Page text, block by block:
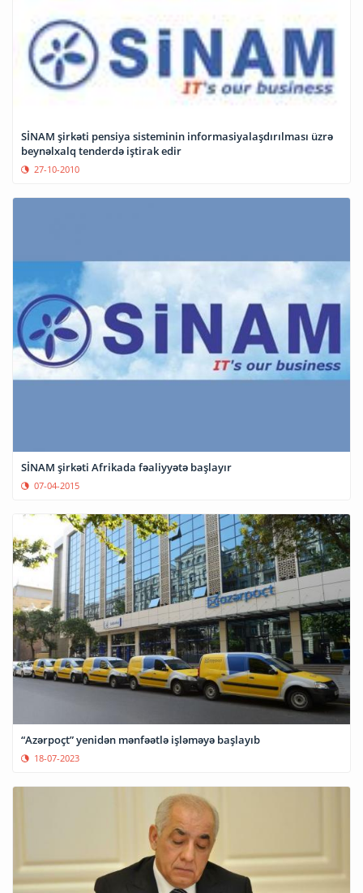
SİNAM şirkəti pensiya sisteminin informasiyalaşdırılması üzrə
beynəlxalq tenderdə iştirak edir
27-10-2010
SİNAM şirkəti Afrikada fəaliyyətə başlayır
07-04-2015
“Azərpoçt” yenidən mənfəətlə işləməyə başlayıb
18-07-2023